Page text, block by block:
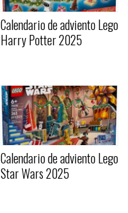
Calendario de adviento Lego
Harry Potter 2025
Calendario de adviento Lego
Star Wars 2025